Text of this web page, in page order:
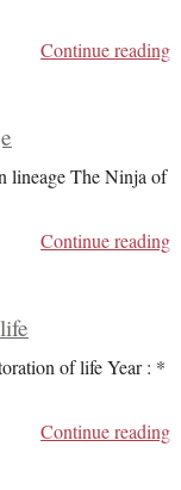
Continue reading
lineage The Ninja of
Continue reading
of life Year : *
Continue reading